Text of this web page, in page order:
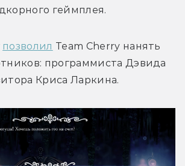
геймплея.
позволил Team Cherry нанять
программиста Дэвида
Криса Ларкина.